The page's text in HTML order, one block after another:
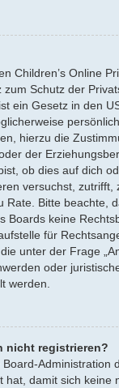
Children’s Online
zum Schutz der
ein Gesetz in den
hierzu die
der
ob dies auf dich
versuchst, zutrifft,
Rate. Bitte beachte,
Boards keine
für
unter der Frage
oder
werden.
nicht registrieren?
Administration
hat, damit sich keine